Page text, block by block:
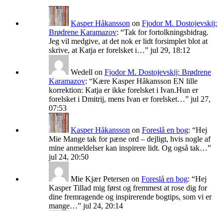
Kasper Håkansson on Fjodor M. Dostojevskij:
Brødrene Karamazov: “Tak for fortolkningsbidrag.
Jeg vil medgive, at det nok er lidt forsimplet blot at
skrive, at Katja er forelsket i…” jul 29, 18:12
Wedell on Fjodor M. Dostojevskij: Brødrene
Karamazov: “Kære Kasper Håkansson EN lille
korrektion: Katja er ikke forelsket i Ivan.Hun er
forelsket i Dmitrij, mens Ivan er forelsket…” jul 27,
07:53
Kasper Håkansson on Foreslå en bog: “Hej
Mie Mange tak for pæne ord – dejligt, hvis nogle af
mine anmeldelser kan inspirere lidt. Og også tak…”
jul 24, 20:50
Mie Kjær Petersen on Foreslå en bog: “Hej
Kasper Tillad mig først og fremmest at rose dig for
dine fremragende og inspirerende bogtips, som vi er
mange…” jul 24, 20:14